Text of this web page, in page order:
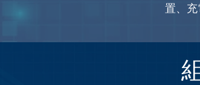
置、充